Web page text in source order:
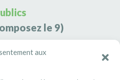
aux
le 9)
S3K9